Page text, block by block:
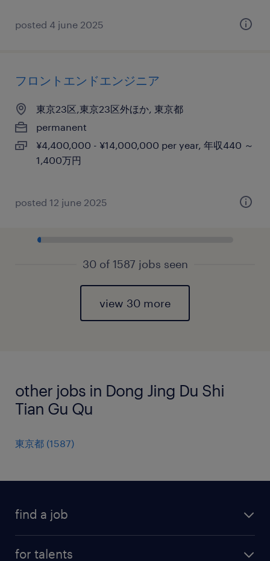
posted 4 june 2025
フロントエンドエンジニア
東京23区,東京23区外ほか, 東京都
permanent
¥4,400,000 - ¥14,000,000 per year, 年収440 ～
1,400万円
posted 12 june 2025
30 of 1587 jobs seen
view 30 more
other jobs in Dong Jing Du Shi
Tian Gu Qu
東京都 (1587)
find a job
for talents